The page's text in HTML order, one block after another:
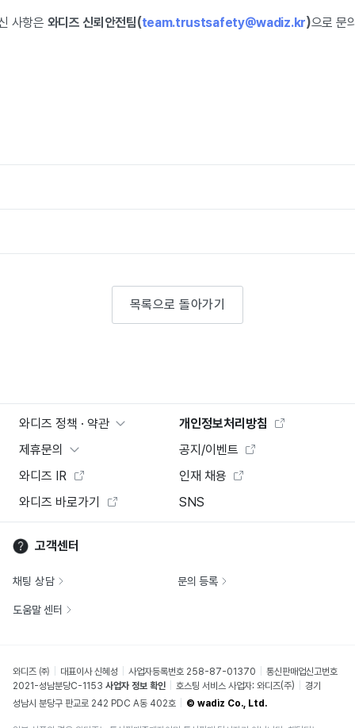
사항은 와디즈 신뢰안전팀(team.trustsafety@wadiz.kr)으로 문
목록으로 돌아가기
와디즈 정책 · 약관
개인정보처리방침
제휴문의
공지/이벤트
와디즈 IR
인재 채용
와디즈 바로가기
SNS
고객센터
채팅 상담 문의 등록
도움말 센터
와디즈 ㈜ 대표이사 신혜성 사업자등록번호 258-87-01370
통신판매업신고번호
2021-성남분당C-1153 사업자 정보 확인 호스팅 서비스 사업자: 와디즈(주)
경기
성남시 분당구 판교로 242 PDC A동 402호
© wadiz Co., Ltd.